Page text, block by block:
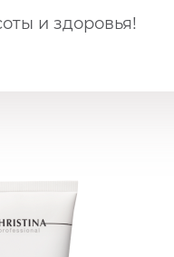
и здоровья!